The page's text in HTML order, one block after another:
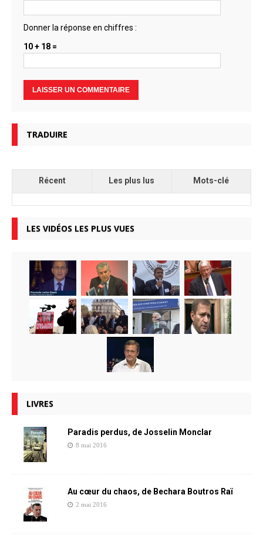
Donner la réponse en chiffres :
10 + 18 =
TRADUIRE
Récent Les plus lus Mots-clé
LES VIDÉOS LES PLUS VUES
LIVRES
Paradis perdus, de Josselin Monclar
8 mai 2016
Au cœur du chaos, de Bechara Boutros Raï
2 mai 2016